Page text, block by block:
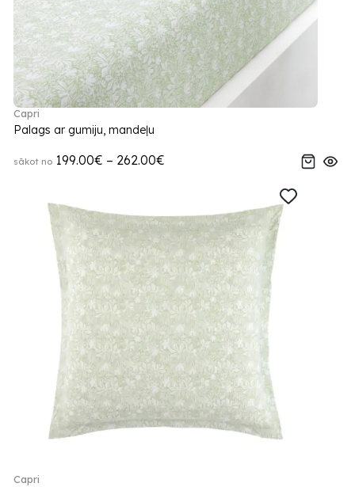
Capri
Palags ar gumiju, mandeļu
sākot no 199.00€ – 262.00€
Capri